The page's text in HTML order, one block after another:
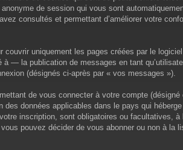
de session qui vous sont
consultés et permettant d’améliorer votre
uniquement les pages créées par le
— la publication de messages en tant
(désignés ci-après par « vos messages »).
de vous connecter à votre compte
données applicables dans le pays qui héberge
inscription, sont obligatoires ou facultatives,
pouvez décider de vous abonner ou non à la